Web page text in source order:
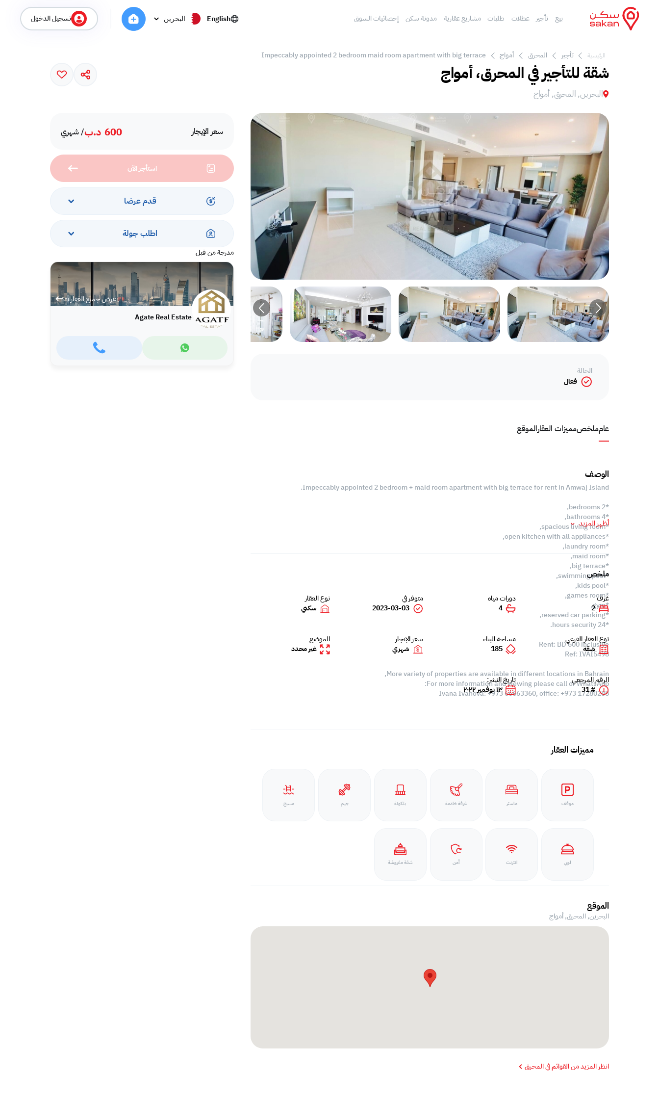
بيع تأجير عطلات طلبات مشاريع عقارية مدونة سكن إحصائيات السوق English البحرين تسجيل الدخول
الرئيسية تأجير المحرق أمواج Impeccably appointed 2 bedroom maid room apartment with big terrace
شقة للتأجير في المحرق، أمواج
البحرين, المحرق, أمواج
سعر الإيجار 600 د.ب/ شهري
استأجر الآن
قدم عرضا
اطلب جولة
مدرجة من قبل
عرض جميع العقارات
Agate Real Estate
عامملخصمميزات العقارالموقع
الحالة
فعال
الوصف
Impeccably appointed 2 bedroom + maid room apartment with big terrace for rent in Amwaj Island.
*2 bedrooms,
*4 bathrooms,
*spacious living room,
*open kitchen with all appliances,
*laundry room,
*maid room,
*big terrace,
*swimming pool,
*kids pool,
*games room,
*gym,
*reserved car parking,
*24 hours security.
Rent: BD 600 inclusive
Ref: IVAI5498
More variety of properties are available in different locations in Bahrain,
For more information and viewing please call or WhatsApp:
Ivana Ivanova: +973 66663360, office: +973 17280288
أظهر المزيد
ملخص
غرف
2
دورات مياه
4
متوفر في
2023-03-03
نوع العقار
سكني
نوع العقار الفرعي
شقة
مساحة البناء
185
سعر الإيجار
شهري
الموضع
غير محدد
الرقم المرجعي
# 31
تاريخ النشر:
١٣ نوفمبر ٢٠٢٢
مميزات العقار
موقف ماستر غرفة خادمة بلكونة جيم مسبح
لوبي انترنت أمن شقة مفروشة
الموقع
البحرين, المحرق,أمواج
انظر المزيد من القوائم في المحرق